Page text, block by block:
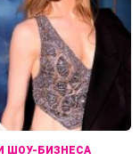
ШОУ-БИЗНЕСА